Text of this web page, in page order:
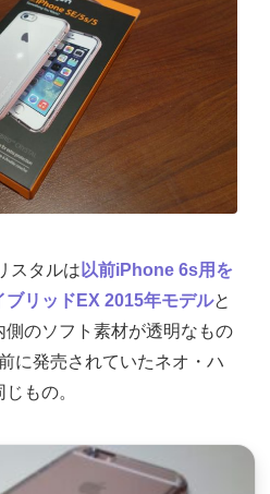
スタルは 以前iPhone 6s用を
ブリッドEX 2015年モデルと
側のソフト素材が透明なもの
に発売されていたネオ・ハ
もの。